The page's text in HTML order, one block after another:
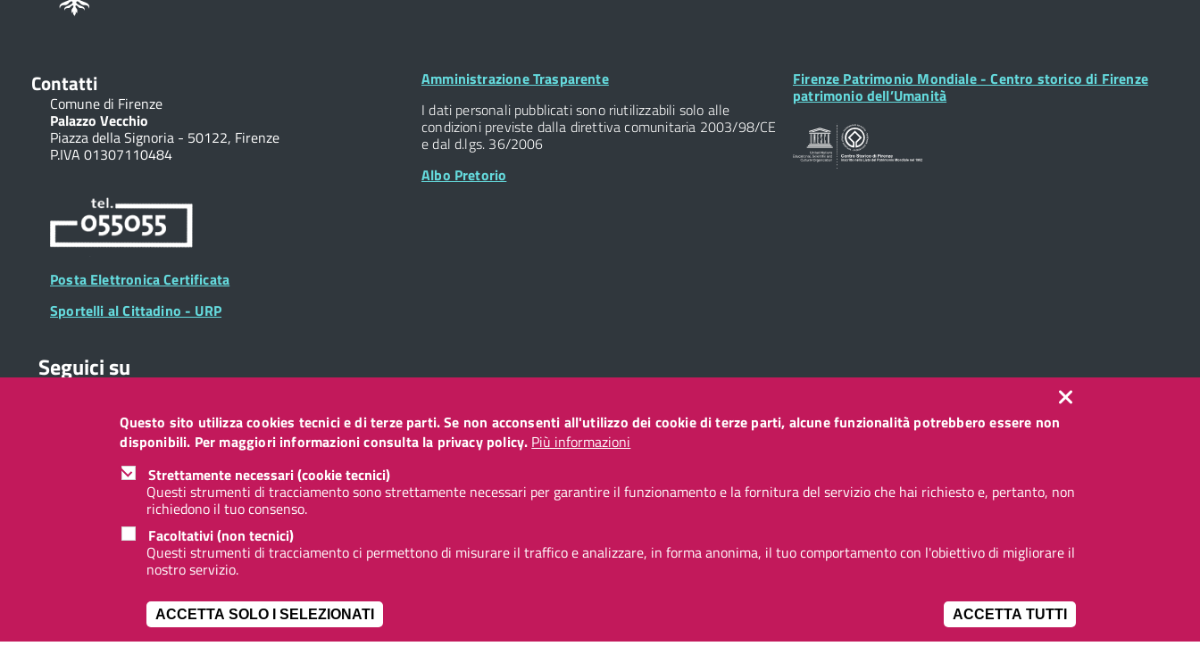
Contatti
Comune di Firenze
Palazzo Vecchio
Piazza della Signoria - 50122, Firenze
P.IVA 01307110484
Posta Elettronica Certificata
Sportelli al Cittadino - URP
Footer
Amministrazione Trasparente
I dati personali pubblicati sono riutilizzabili solo alle
condizioni previste dalla direttiva comunitaria 2003/98/CE
e dal d.lgs. 36/2006
Albo Pretorio
Footer
Widget
Firenze Patrimonio Mondiale - Centro storico di Firenze
patrimonio dell’Umanità
Seguici su
Collegamento
Facebook
Collegamento
a
Twitter
Collegamento
a
Instagram
Collegamento
a
LinkedIn
Collegamento
a
You
Tube
Collegamento
a
Telegram
Collegamento
a
Whatsapp
Redazione web Privacy Note legali
Questo sito utilizza cookies tecnici e di terze parti. Se non acconsenti all'utilizzo dei cookie di terze parti, alcune funzionalità potrebbero essere non
disponibili. Per maggiori informazioni consulta la privacy policy. Più informazioni
Strettamente necessari (cookie tecnici)
Questi strumenti di tracciamento sono strettamente necessari per garantire il funzionamento e la fornitura del servizio che hai richiesto e, pertanto, non
richiedono il tuo consenso.
Facoltativi (non tecnici)
Questi strumenti di tracciamento ci permettono di misurare il traffico e analizzare, in forma anonima, il tuo comportamento con l'obiettivo di migliorare il
nostro servizio.
ACCETTA SOLO I SELEZIONATI ACCETTA TUTTI